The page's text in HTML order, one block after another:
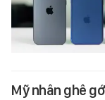
Mỹ nhân ghê